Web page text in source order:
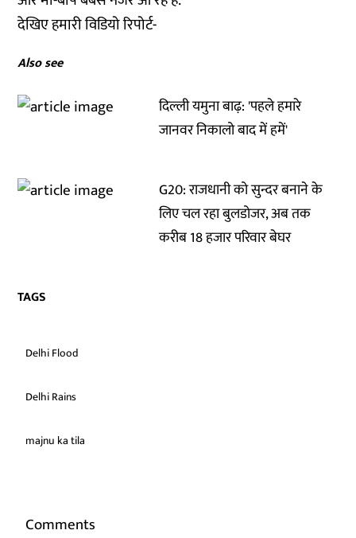
देखिए हमारी विडियो रिपोर्ट-
Also see
दिल्ली यमुना बाढ़: 'पहले हमारे
जानवर निकालो बाद में हमें'
G20: राजधानी को सुन्दर बनाने के
लिए चल रहा बुलडोजर, अब तक
करीब 18 हजार परिवार बेघर
TAGS
Delhi Flood
Delhi Rains
majnu ka tila
Comments